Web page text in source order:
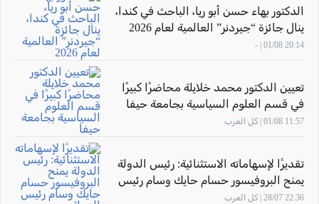
الدكتور بهاء حسن أبو ريا، الباحث في كندا،
ينال جائزة “جيردنر” العالمية لعام 2026
20:14 01/08 | -
تعيين الدكتور محمد خلايلة محاضرًا كبيرًا
في قسم العلوم السياسية بجامعة حيفا
11:57 01/08 | كل العرب
تقديرًا لإسهاماته الاستثنائية: رئيس الدولة
يمنح البروفيسور حسام حايك وسام رئيس
الدولة
22:36 28/07 | كل العرب